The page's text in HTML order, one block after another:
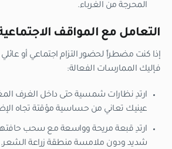
المحرجة من الغرباء.
التعامل مع المواقف
فإليك الممارسات الفعالة:
ارتدِ نظارات شمسية حتى داخل الغرف
عينيك تعاني من حساسية مؤقتة تجاه
ارتدِ قبعة مريحة وواسعة مع سحب
شديد ودون ملامسة منطقة زراعة الشعر.